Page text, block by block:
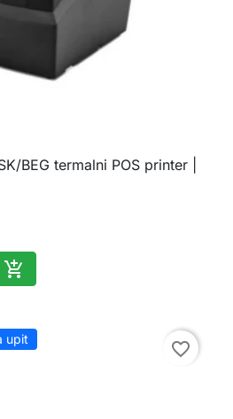
Brzi pregled
BEG termalni POS printer |

Dodaj u korpu
upit favorite_border